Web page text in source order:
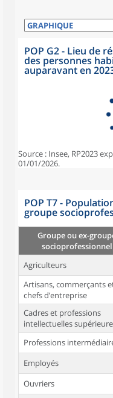
POP G2 - Lieu de
des personnes
auparavant en
Source : Insee, RP2023
01/01/2026.
POP T7 -
groupe
Groupe ou ex-
socioprofessionnel
Agriculteurs
Artisans, commerçants
chefs d’entreprise
Cadres et professions
intellectuelles
Professions
Employés
Ouvriers